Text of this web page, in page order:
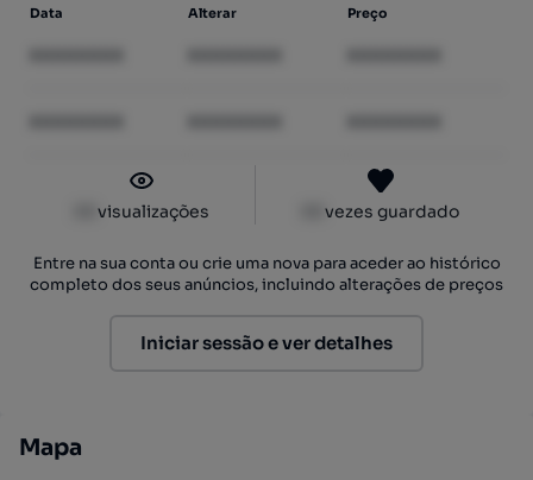
Data Alterar Preço
visualizações vezes guardado
Entre na sua conta ou crie uma nova para aceder ao histórico
completo dos seus anúncios, incluindo alterações de preços
Iniciar sessão e ver detalhes
Mapa